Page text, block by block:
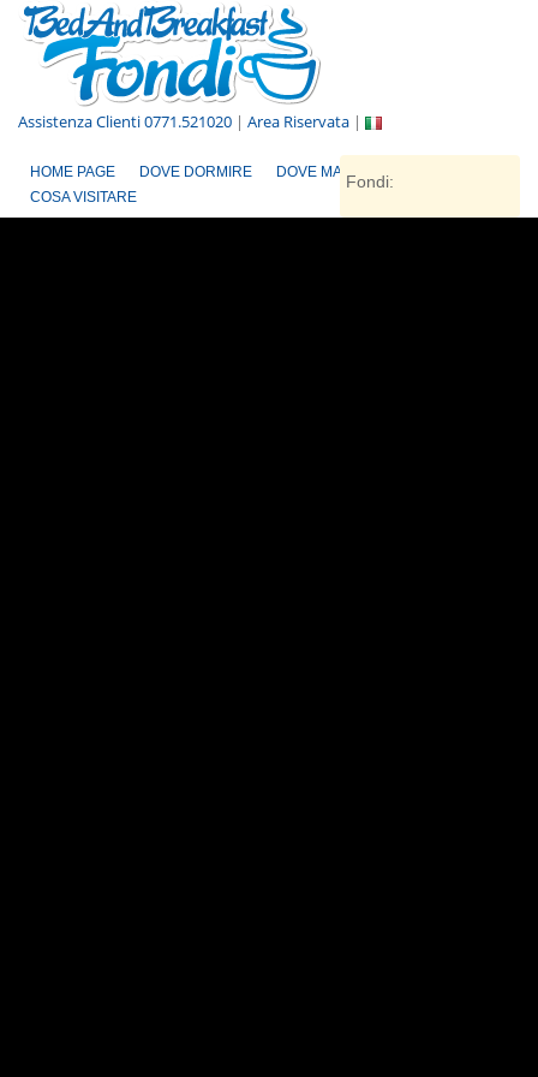
Assistenza Clienti 0771.521020 | Area Riservata |
HOME PAGE DOVE DORMIRE
DOVE MANGIARE
COSA VISITARE
Fondi: